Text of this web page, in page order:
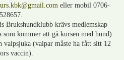
eller mobil 0706-
528657.
Brukshundklubb krävs medlemskap
kommer att gå kursen med hund)
valpsjuka (valpar måste ha fått sitt 12
vaccin).